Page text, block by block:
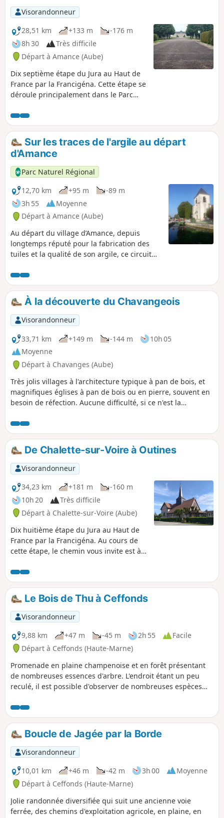
Visorandonneur
28,51 km
+133 m
-176 m
8h 30
Très difficile
Départ à Amance (Aube)
Dix septième étape du Jura au Haut de
France par la Francigéna. Cette étape se
déroule principalement dans le Parc
territoire mystérieux, alliance singulière
de l'eau, de la terre et des hommes. En
suivant la vallée de l'Aube vous
traversez de jolies villages au maisons
en mur en pans de Bois. Vous passez
devant le Château de Brienne le
Château pour filez vers la rivière la Voire
dans le département de l'Aube pour
arriver au petit village de Chalette-sur-
Voire.
Sur les traces de l'argile au départ
d'Amance
Parc Naturel Régional
12,70 km
+95 m
-89 m
3h 55
Moyenne
Départ à Amance (Aube)
Au départ du village d’Amance, depuis
longtemps réputé pour la fabrication des
tuiles et la qualité de son argile, ce circuit
quelques vues larges sur la campagne et la
traversée du village de la Ville-au-Bois.
À la découverte du Chavangeois
Visorandonneur
33,71 km
+149 m -144 m
10h 05
Moyenne
Départ à Chavanges (Aube)
Très jolis villages à l'architecture typique à pan de bois, et
magnifiques églises à pan de bois ou en pierre, souvent en
besoin de réfection. Aucune difficulté, si ce n'est la
De Chalette-sur-Voire à Outines
Visorandonneur
34,23 km
+181 m
-160 m
10h 20
Très difficile
Départ à Chalette-sur-Voire (Aube)
Dix huitième étape du Jura au Haut de
France par la Francigéna. Au cours de
cette étape, le chemin vous invite est à
l’église présente, fait exceptionnel, une
crypte. Un peu plus loin le parcours
vous permettra d'admirer deux des plus
belles églises à pans de bois. Si
l’architecture à pans de bois est
courante, son emploi dans l’architecture
religieuse reste original. Chemin
faisant, vous découvrez celle de Bailly-
le-Franc, une des plus attachante de
part ses dimensions et la variété des
décorations suivie de celle d’Outines la
plus monumental et la plus vaste de
de bois. L'étape se termine à proximité
du Lac de Der, entouré d’une nature
généreuse, ce lac possède des zones de
quiétudes réservées aux 300 espèces
d'oiseaux recensées à ce jour. Une
d'image cachés dans les observatoires
ornithologiques pour les espionner.
Le Bois de Thu à Ceffonds
Visorandonneur
9,88 km
+47 m -45 m 2h 55
Facile
Départ à Ceffonds (Haute-Marne)
Promenade en plaine champenoise et en forêt présentant
de nombreuses essences d'arbre. L'endroit étant un peu
reculé, il est possible d'observer de nombreuses espèces
bien se laisser voir) ou leurs terriers.
Boucle de Jagée par la Borde
Visorandonneur
10,01 km
+46 m -42 m 3h 00
Moyenne
Départ à Ceffonds (Haute-Marne)
Jolie randonnée diversifiée qui suit une ancienne voie
ferrée, des chemins d'exploitation agricole, en plaine, en